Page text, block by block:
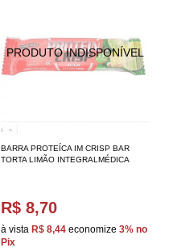
BARRA PROTEÍCA IM CRISP BAR
TORTA LIMÃO INTEGRALMÉDICA
R$ 8,70
à vista R$ 8,44 economize 3% no
Pix